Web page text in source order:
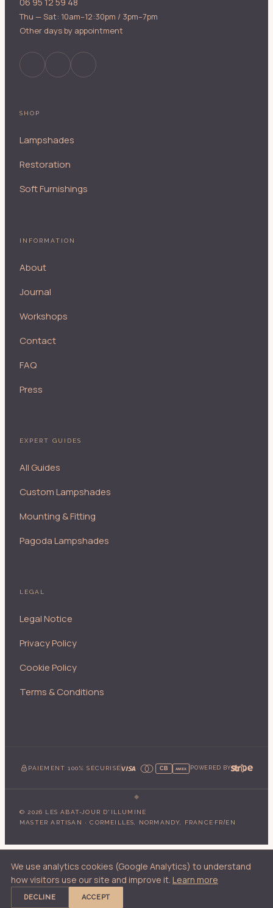
Thu — Sat: 10am–12:30pm / 3pm–7pm
Other days by appointment
SHOP
Lampshades
Restoration
Soft Furnishings
INFORMATION
About
Journal
Workshops
Contact
FAQ
Press
EXPERT GUIDES
All Guides
Custom Lampshades
Mounting & Fitting
Pagoda Lampshades
LEGAL
Legal Notice
Privacy Policy
Cookie Policy
Terms & Conditions
PAIEMENT 100% SÉCURISÉ CB AMEX POWERED BY
© 2026 LES ABAT-JOUR D'ILLUMINE
MASTER ARTISAN · CORMEILLES, NORMANDY, FRANCE·FR/EN
We use analytics cookies (Google Analytics) to understand
how visitors use our site and improve it. Learn more
DECLINE ACCEPT